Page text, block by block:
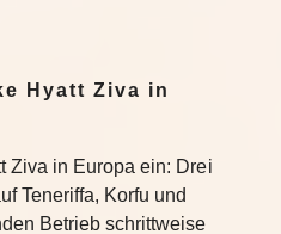
Hyatt Ziva in
Ziva in Europa ein: Drei
Teneriffa, Korfu und
Betrieb schrittweise